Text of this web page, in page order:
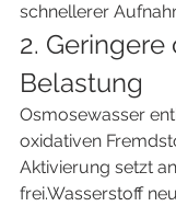
schnellerer
2. Geringere
Belastung
Osmosewasser
oxidativen
Aktivierung setzt
frei.Wasserstoff